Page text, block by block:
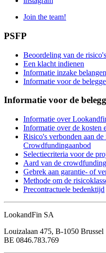
Join the team!
PSFP
Beoordeling van de
Een klacht indienen
Informatie inzake
Informatie voor de
Informatie voor de
Informatie over
Informatie over de kosten
Risico's verbonden aan
Crowdfundingaanbod
Selectiecriteria voor de
Aard van de
Gebrek aan garantie- of
Methode om de
Precontractuele bedenktijd
LookandFin SA
Louizalaan 475, B-1050 Brussel
BE 0846.783.769